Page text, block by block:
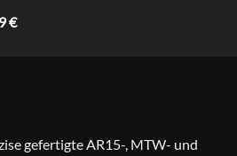
€Current
gefertigte AR15-, MTW- und